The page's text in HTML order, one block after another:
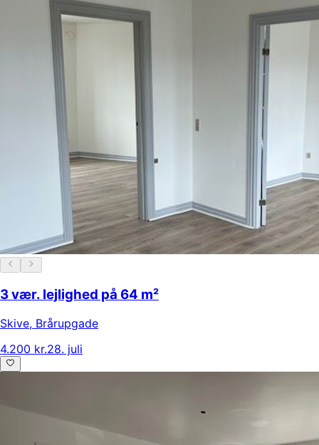
3 vær. lejlighed på 64 m²
Skive, Brårupgade
4.200 kr.28. juli